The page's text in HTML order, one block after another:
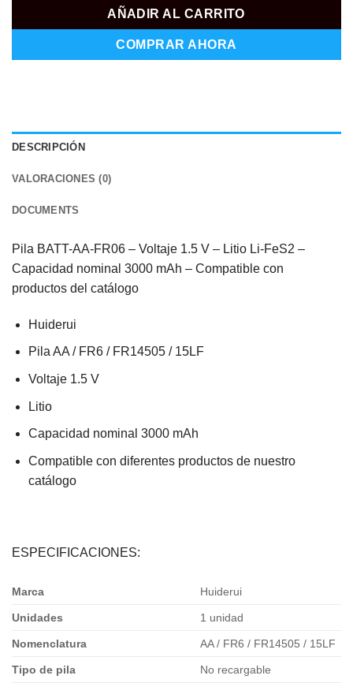
AÑADIR AL CARRITO
COMPRAR AHORA
DESCRIPCIÓN
VALORACIONES (0)
DOCUMENTS
Pila BATT-AA-FR06 – Voltaje 1.5 V – Litio Li-FeS2 –
Capacidad nominal 3000 mAh – Compatible con
productos del catálogo
Huiderui
Pila AA / FR6 / FR14505 / 15LF
Voltaje 1.5 V
Litio
Capacidad nominal 3000 mAh
Compatible con diferentes productos de nuestro
catálogo
ESPECIFICACIONES:
Marca Huiderui
Unidades 1 unidad
Nomenclatura AA / FR6 / FR14505 / 15LF
Tipo de pila No recargable